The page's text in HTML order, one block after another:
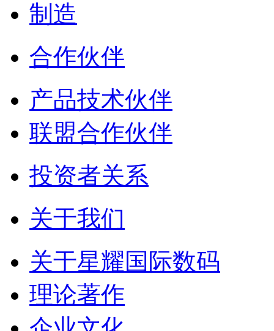
制造
合作伙伴
产品技术伙伴
联盟合作伙伴
投资者关系
关于我们
关于星耀国际数码
理论著作